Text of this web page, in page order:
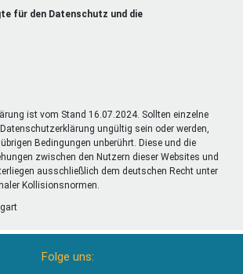
für den Datenschutz und die
ist vom Stand 16.07.2024. Sollten einzelne
ungültig sein oder werden,
Bedingungen unberührt. Diese und die
zwischen den Nutzern dieser Websites und
ausschließlich dem deutschen Recht unter
Kollisionsnormen.
Folge uns: